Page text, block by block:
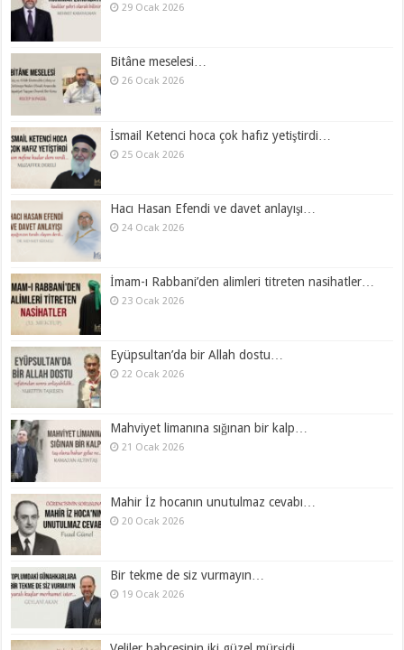
29 Ocak 2026
Bitâne meselesi…
26 Ocak 2026
İsmail Ketenci hoca çok hafız yetiştirdi…
25 Ocak 2026
Hacı Hasan Efendi ve davet anlayışı…
24 Ocak 2026
İmam-ı Rabbani’den alimleri titreten nasihatler…
23 Ocak 2026
Eyüpsultan’da bir Allah dostu…
22 Ocak 2026
Mahviyet limanına sığınan bir kalp…
21 Ocak 2026
Mahir İz hocanın unutulmaz cevabı…
20 Ocak 2026
Bir tekme de siz vurmayın…
19 Ocak 2026